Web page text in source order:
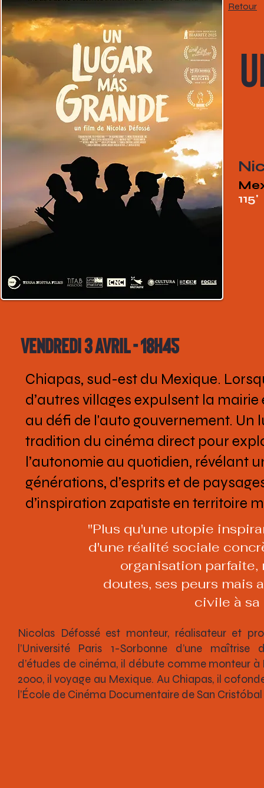
Retour
115'
Vendredi 3 avril - 18h45
Chiapas, sud-est du Mexique.
d’autres villages expulsent la
au défi de l'auto gouvernement. Un
tradition du cinéma direct pour
l’autonomie au quotidien, révélant
générations, d’esprits et de
d’inspiration zapatiste en territoire
"Plus qu'une utopie
d'une réalité sociale
organisation
doutes, ses peurs mais
civile à
Nicolas Défossé est monteur, réalisateur et
l’Université Paris 1-Sorbonne d’une maîtrise
d’études de cinéma, il débute comme monteur à
2000, il voyage au Mexique. Au Chiapas, il
l’École de Cinéma Documentaire de San